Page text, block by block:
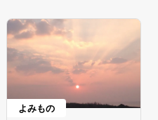
よみもの